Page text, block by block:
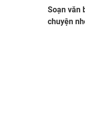
Soạn văn
chuyện